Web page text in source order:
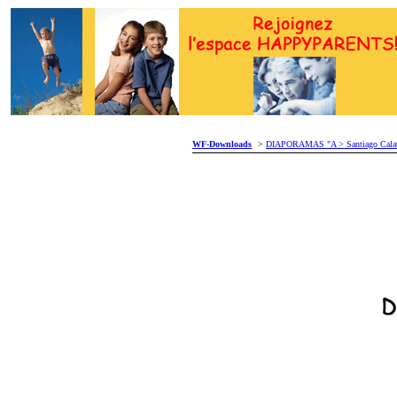
WF-Downloads > DIAPORAMAS "A > Santiago